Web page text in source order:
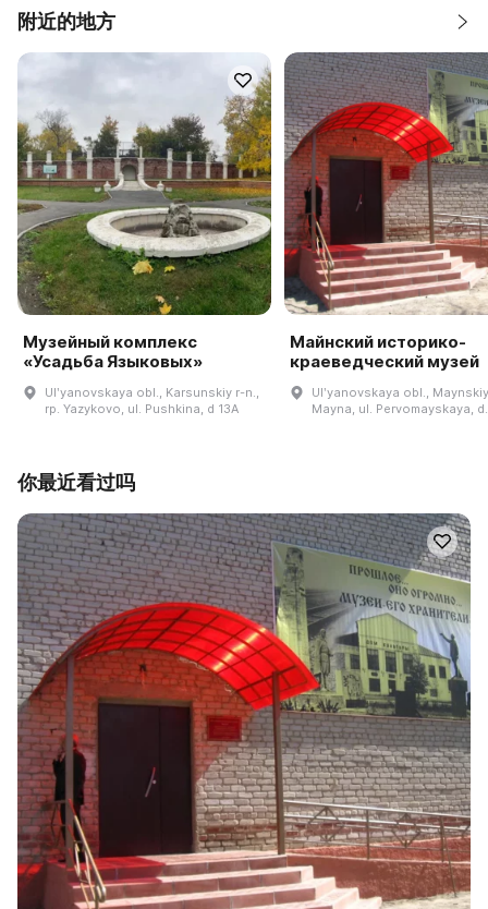
附近的地方
Музейный комплекс
«Усадьба Языковых»
Ulʹyanovskaya obl., Karsunskiy r-n.,
rp. Yazykovo, ul. Pushkina, d 13A
Майнский историко-
краеведческий музей
Ulʹyanovskaya obl.,
Mayna, ul. Pervomayskaya,
你最近看过吗